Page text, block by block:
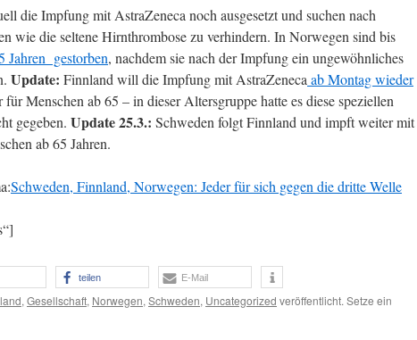
die Impfung mit AstraZeneca noch ausgesetzt und suchen nach
wie die seltene Hirnthrombose zu verhindern. In Norwegen sind bis
Jahren gestorben, nachdem sie nach der Impfung ein ungewöhnliches
Update: Finnland will die Impfung mit AstraZeneca ab Montag wieder
für Menschen ab 65 – in dieser Altersgruppe hatte es diese speziellen
gegeben. Update 25.3.: Schweden folgt Finnland und impft weiter mit
ab 65 Jahren.
Schweden, Finnland, Norwegen: Jeder für sich gegen die dritte Welle
teilen E-Mail
, Gesellschaft, Norwegen, Schweden, Uncategorized veröffentlicht. Setze ein